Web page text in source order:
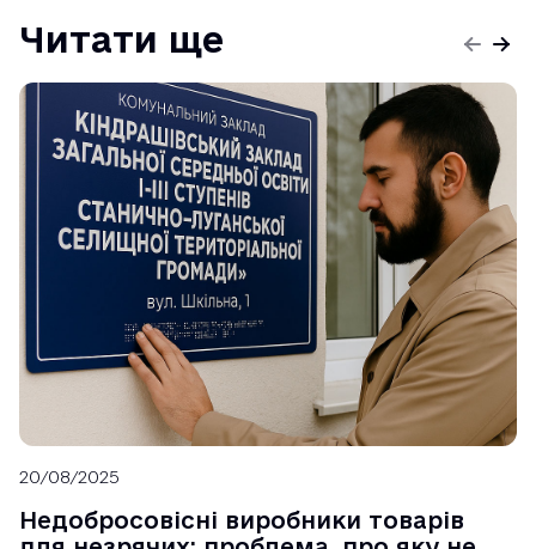
Читати ще
20/08/2025
Недобросовісні виробники товарів